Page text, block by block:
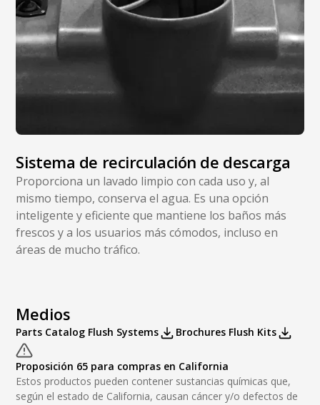
Sistema de recirculación de descarga
Proporciona un lavado limpio con cada uso y, al
mismo tiempo, conserva el agua. Es una opción
inteligente y eficiente que mantiene los baños más
frescos y a los usuarios más cómodos, incluso en
áreas de mucho tráfico.
Medios
Parts Catalog Flush Systems Brochures Flush Kits
Proposición 65 para compras en California
Estos productos pueden contener sustancias químicas que,
según el estado de California, causan cáncer y/o defectos de